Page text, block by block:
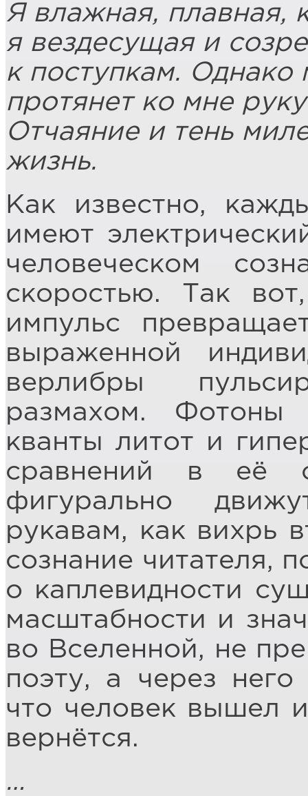
Я влажная, плавная,
я вездесущая и
к поступкам. Однако
протянет ко мне
Отчаяние и тень
жизнь.
Как известно,
имеют
человеческом
скоростью. Так
импульс
выраженной
верлибры
размахом.
кванты литот и
сравнений в её
фигурально
рукавам, как вихрь
сознание читателя,
о каплевидности
масштабности и
во Вселенной, не
поэту, а через
что человек вышел
вернётся.
…